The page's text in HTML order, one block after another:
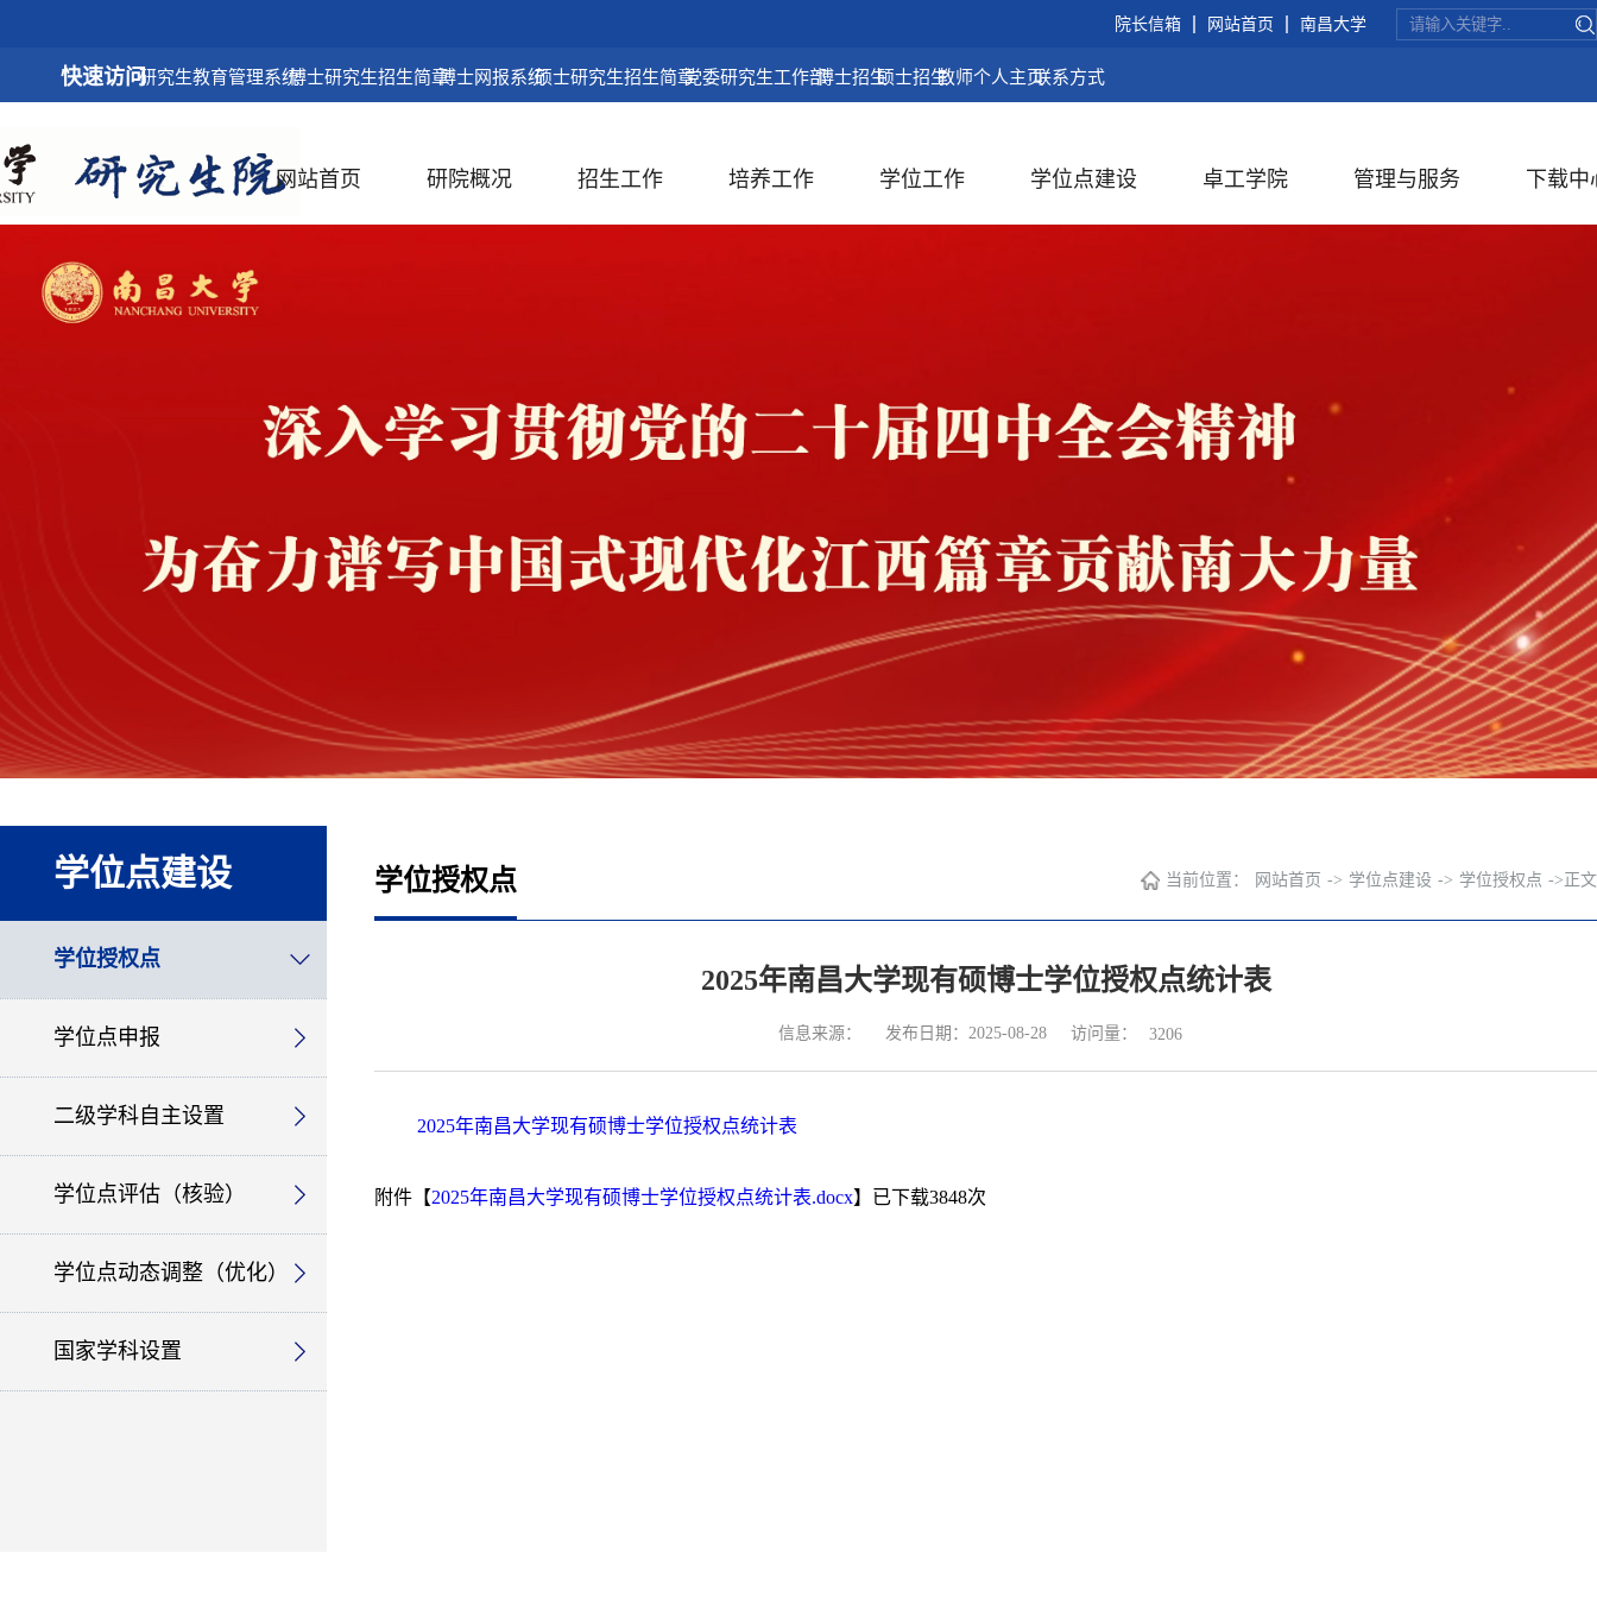
院长信箱 网站首页 南昌大学
快速访问研究生教育管理系统博士研究生招生简章博士网报系统硕士研究生招生简章党委研究生工作部博士招生硕士招生教师个人主页联系方式
网站首页 研院概况 招生工作 培养工作 学位工作 学位点建设 卓工学院 管理与服务 下载中
学位点建设
学位授权点
学位点申报
二级学科自主设置
学位点评估（核验）
学位点动态调整（优化）
国家学科设置
学位授权点 当前位置： 网站首页 -> 学位点建设 -> 学位授权点 -> 正文
2025年南昌大学现有硕博士学位授权点统计表
信息来源： 发布日期：2025-08-28 访问量： 3206
2025年南昌大学现有硕博士学位授权点统计表
附件【2025年南昌大学现有硕博士学位授权点统计表.docx】已下载3848次